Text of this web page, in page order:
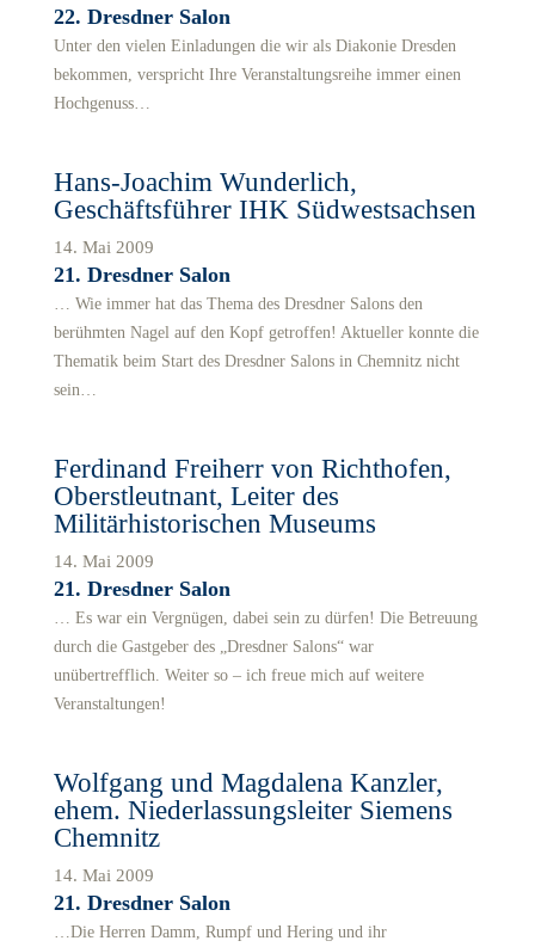
22. Dresdner Salon
Unter den vielen Einladungen die wir als Diakonie Dresden
bekommen, verspricht Ihre Veranstaltungsreihe immer einen
Hochgenuss…
Hans-Joachim Wunderlich,
Geschäftsführer IHK Südwestsachsen
14. Mai 2009
21. Dresdner Salon
… Wie immer hat das Thema des Dresdner Salons den
berühmten Nagel auf den Kopf getroffen! Aktueller konnte die
Thematik beim Start des Dresdner Salons in Chemnitz nicht
sein…
Ferdinand Freiherr von Richthofen,
Oberstleutnant, Leiter des
Militärhistorischen Museums
14. Mai 2009
21. Dresdner Salon
… Es war ein Vergnügen, dabei sein zu dürfen! Die Betreuung
durch die Gastgeber des „Dresdner Salons“ war
unübertrefflich. Weiter so – ich freue mich auf weitere
Veranstaltungen!
Wolfgang und Magdalena Kanzler,
ehem. Niederlassungsleiter Siemens
Chemnitz
14. Mai 2009
21. Dresdner Salon
…Die Herren Damm, Rumpf und Hering und ihr